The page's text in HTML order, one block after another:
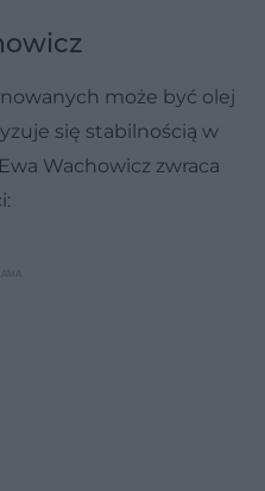
może być olej
się stabilnością w
Wachowicz zwraca